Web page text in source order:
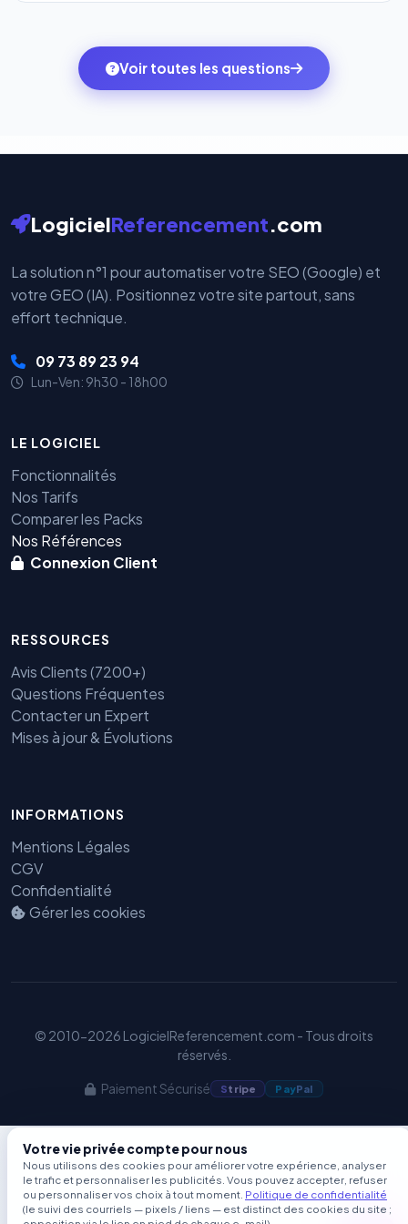
ambitions du moment — sans perdre vos données ni
votre historique.
monde. Vos données bancaires ne transitent jamais
par nos serveurs — elles sont gérées directement et
Voir toutes les questions
LogicielReferencement.com
La solution n°1 pour automatiser votre SEO (Google) et
votre GEO (IA). Positionnez votre site partout, sans
effort technique.
09 73 89 23 94
Lun-Ven: 9h30 - 18h00
LE LOGICIEL
Fonctionnalités
Nos Tarifs
Comparer les Packs
Nos Références
Connexion Client
RESSOURCES
Avis Clients (7200+)
Questions Fréquentes
Contacter un Expert
Mises à jour & Évolutions
INFORMATIONS
Mentions Légales
CGV
Confidentialité
Gérer les cookies
© 2010-2026 LogicielReferencement.com - Tous droits
réservés.
Paiement Sécurisé Stripe PayPal
Votre vie privée compte pour nous
Nous utilisons des cookies pour améliorer votre expérience, analyser
le trafic et personnaliser les publicités. Vous pouvez accepter, refuser
ou personnaliser vos choix à tout moment. Politique de confidentialité
(le suivi des courriels — pixels / liens — est distinct des cookies du site ;